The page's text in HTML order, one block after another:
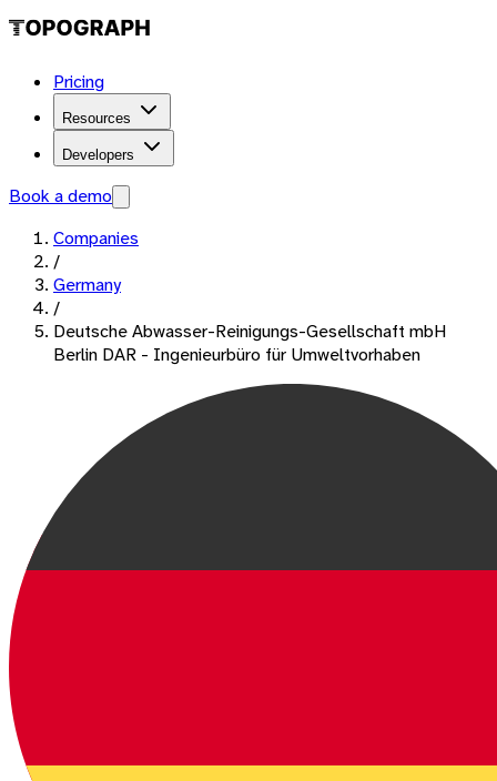
Pricing
Resources
Developers
Book a demo
Companies
/
Germany
/
Deutsche Abwasser-Reinigungs-Gesellschaft mbH
Berlin DAR - Ingenieurbüro für Umweltvorhaben